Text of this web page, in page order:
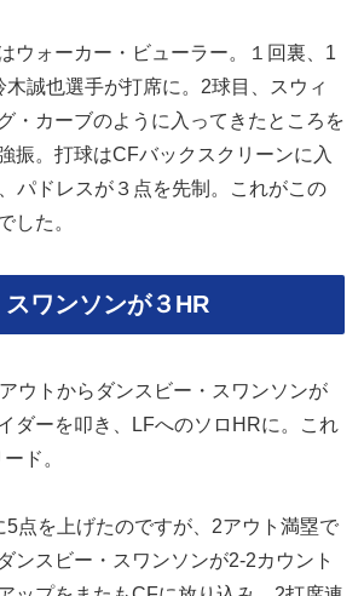
ウォーカー・ビューラー。１回裏、1
誠也選手が打席に。2球目、スウィ
・カーブのように入ってきたところを
振。打球はCFバックスクリーンに入
パドレスが３点を先制。これがこの
した。
スワンソンが３HR
ウトからダンスビー・スワンソンが
ダーを叩き、LFへのソロHRに。これ
ド。
点を上げたのですが、2アウト満塁で
ンスビー・スワンソンが2-2カウント